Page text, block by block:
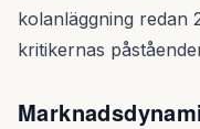
kolanläggning redan
kritikernas